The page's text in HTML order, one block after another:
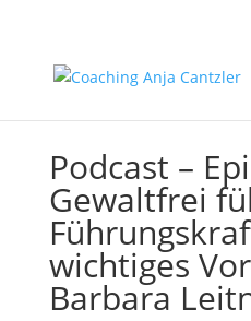
Podcast –
Gewaltfrei
wichtiges
Barbara